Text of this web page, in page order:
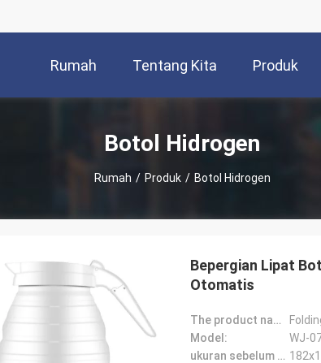
Rumah Tentang Kita Produk
Botol Hidrogen
Rumah / Produk / Botol Hidrogen
Bepergian Lipat
Otomatis
The product name:
Model:
WJ-
ukuran sebelum dilipat: